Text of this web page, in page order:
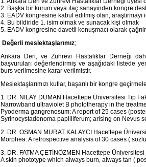
2. Başka bir kurum veya ilaç sanayinden kongre
3. EADV kongresine kabul edilmiş olan,
4. Bu bildiride 1. isim olmak ve sunacak kişi olmak
5. EADV kongresine davetli konuşmacı olarak
Değerli meslektaşlarımız;
Ankara Deri, ve Zührevi Hastalıklar Derneği
başvuruları değerlendirmiş ve aşağıdaki listede
burs verilmesine karar verilmiştir.
Meslektaşlarımızı kutlar, başarılı bir kongre
1. DR. NİLAY DUMAN Hacettepe Üniversitesi Tıp
Narrowband ultraviolet B phototherapy in the
Pyoderma gangrenosum: A report of 25 cases
Syrinocystadenoma papilliferum; arising on Nevus
2. DR. OSMAN MURAT KALAYCI Hacettepe
Morphea: A retrospective analysis of 30 cases (
3. DR. FATMA ÇETİNÖZMEN Hacettepe
A skin phototype which always burn, always tan (